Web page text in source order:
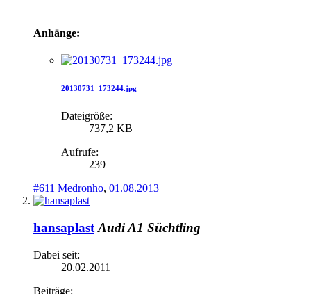
Anhänge:
20130731_173244.jpg
Dateigröße:
737,2 KB
Aufrufe:
239
#611 Medronho, 01.08.2013
hansaplast Audi A1 Süchtling
Dabei seit:
20.02.2011
Beiträge: